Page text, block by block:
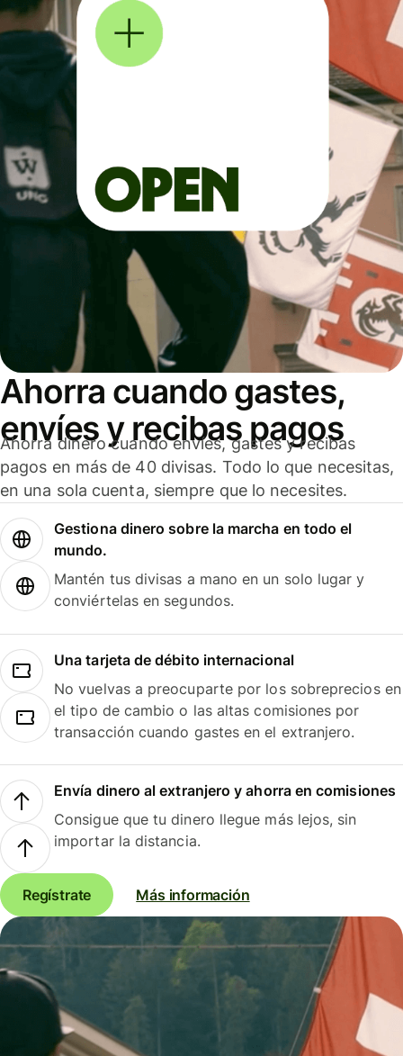
Ahorra cuando gastes,
envíes y recibas pagos
Ahorra dinero cuando envíes, gastes y recibas
pagos en más de 40 divisas. Todo lo que necesitas,
en una sola cuenta, siempre que lo necesites.
Gestiona dinero sobre la marcha en todo el
mundo.
Mantén tus divisas a mano en un solo lugar y
conviértelas en segundos.
Una tarjeta de débito internacional
No vuelvas a preocuparte por los sobreprecios en
el tipo de cambio o las altas comisiones por
transacción cuando gastes en el extranjero.
Envía dinero al extranjero y ahorra en comisiones
Consigue que tu dinero llegue más lejos, sin
importar la distancia.
Regístrate Más información